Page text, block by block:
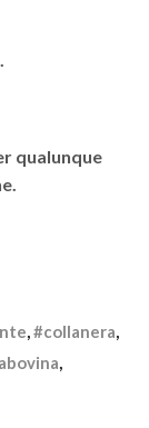
qualunque
,#collanera,
,